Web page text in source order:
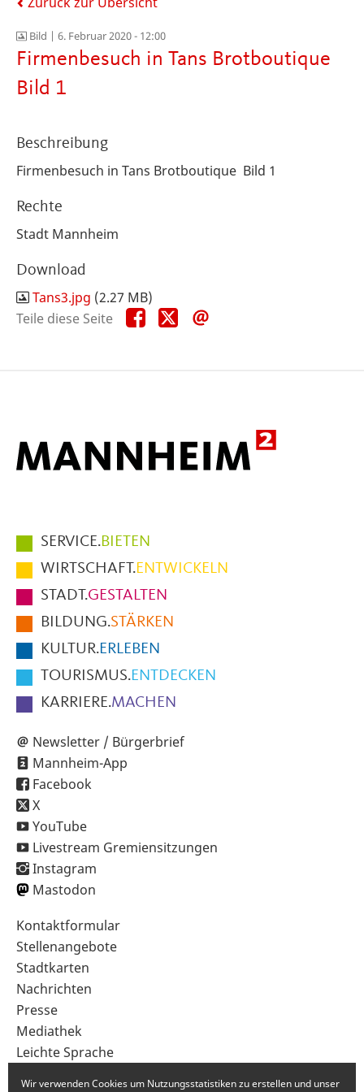
Bild | 6. Februar 2020 - 12:00
Firmenbesuch in Tans Brotboutique
Bild 1
Beschreibung
Firmenbesuch in Tans Brotboutique Bild 1
Rechte
Stadt Mannheim
Download
Tans3.jpg (2.27 MB)
Teile diese Seite
Teile
diese
Teile
diese
Hauptmenüpunkte
im
Fußbereich
der
Seite
SERVICE.BIETEN
WIRTSCHAFT.ENTWICKELN
STADT.GESTALTEN
BILDUNG.STÄRKEN
KULTUR.ERLEBEN
TOURISMUS.ENTDECKEN
KARRIERE.MACHEN
Newsletter / Bürgerbrief
Mannheim-App
Facebook
X
YouTube
Livestream Gremiensitzungen
Instagram
Mastodon
Sekundärnavigation
im
Fußbereich
Kontaktformular
Stellenangebote
Stadtkarten
Nachrichten
Presse
Mediathek
Leichte Sprache
Wir verwenden Cookies um Nutzungsstatistiken zu erstellen und unser